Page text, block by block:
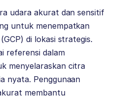
udara akurat dan sensitif
untuk menempatkan
di lokasi strategis.
referensi dalam
menyelaraskan citra
nyata. Penggunaan
membantu